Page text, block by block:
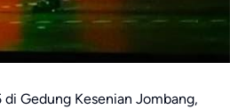
Gedung Kesenian Jombang,